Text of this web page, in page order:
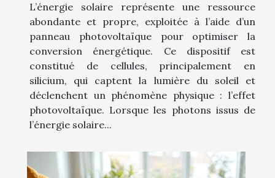
L’énergie solaire représente une ressource
abondante et propre, exploitée à l’aide d’un
panneau photovoltaïque pour optimiser la
conversion énergétique. Ce dispositif est
constitué de cellules, principalement en
silicium, qui captent la lumière du soleil et
déclenchent un phénomène physique : l’effet
photovoltaïque. Lorsque les photons issus de
l’énergie solaire...